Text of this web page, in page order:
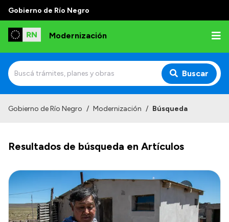
Gobierno de Río Negro
Modernización
Buscar
Autoridades
Misión y Visión
Gobierno de Río Negro / Modernización / Búsqueda
Resultados de búsqueda en Artículos